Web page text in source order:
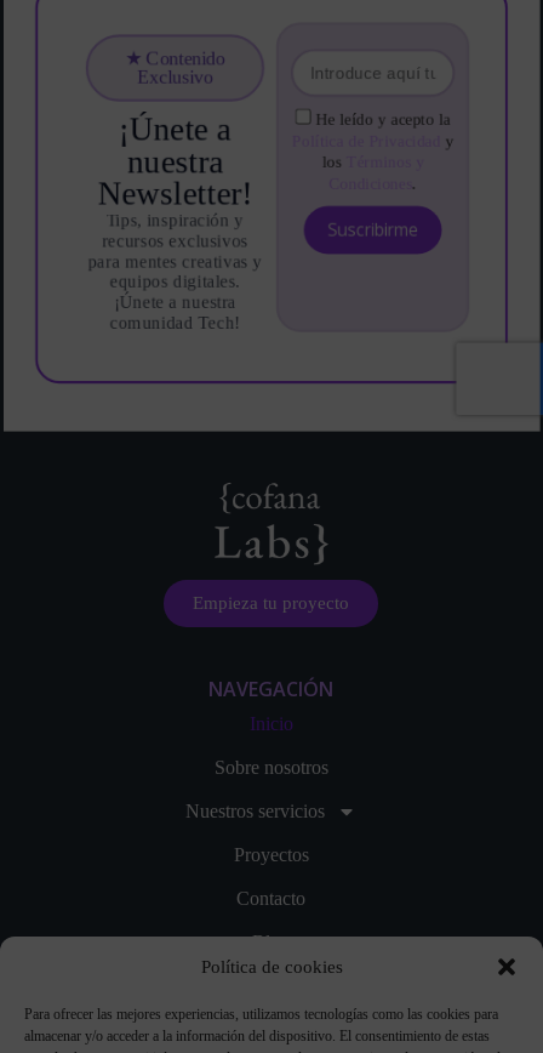
Política de cookies
Para ofrecer las mejores experiencias, utilizamos tecnologías como las cookies para
almacenar y/o acceder a la información del dispositivo. El consentimiento de estas
★ Contenido
Exclusivo
¡Únete a
nuestra
Newsletter!
Tips, inspiración y
recursos exclusivos
para mentes creativas y
equipos digitales.
¡Únete a nuestra
comunidad Tech!
He leído y acepto la
y
los
Condiciones.
Suscribirme
Empieza tu proyecto
NAVEGACIÓN
Inicio
Sobre nosotros
Nuestros servicios
Proyectos
Contacto
Blog
LEGAL
Política de cookies